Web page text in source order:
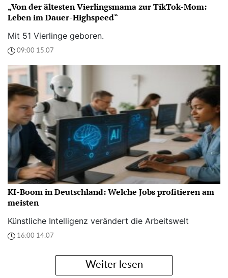
„Von der ältesten Vierlingsmama zur TikTok-Mom:
Leben im Dauer-Highspeed“
Mit 51 Vierlinge geboren.
09:00 15.07
KI-Boom in Deutschland: Welche Jobs profitieren am
meisten
Künstliche Intelligenz verändert die Arbeitswelt
16:00 14.07
Weiter lesen